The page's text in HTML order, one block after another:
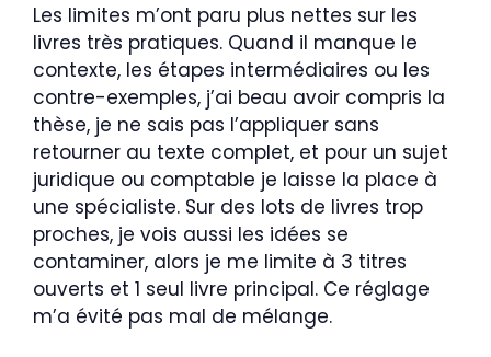
Les limites m’ont paru plus nettes sur les
livres très pratiques. Quand il manque le
contexte, les étapes intermédiaires ou les
contre-exemples, j’ai beau avoir compris la
thèse, je ne sais pas l’appliquer sans
retourner au texte complet, et pour un sujet
juridique ou comptable je laisse la place à
une spécialiste. Sur des lots de livres trop
proches, je vois aussi les idées se
contaminer, alors je me limite à 3 titres
ouverts et 1 seul livre principal. Ce réglage
m’a évité pas mal de mélange.